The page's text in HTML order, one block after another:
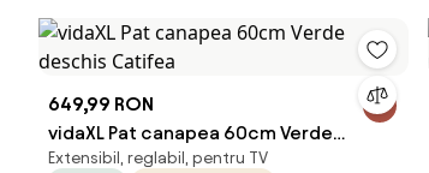
649,99 RON
vidaXL Pat canapea 60cm Verde
deschis Catifea
Extensibil, reglabil, pentru TV